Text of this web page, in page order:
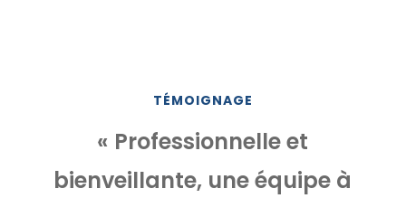
TÉMOIGNAGE
« Professionnelle et
bienveillante, une équipe à